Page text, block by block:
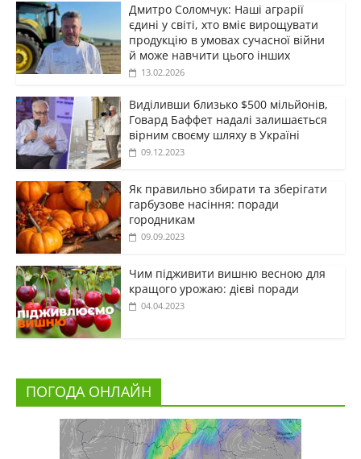
Дмитро Соломчук: Наші аграрії
єдині у світі, хто вміє вирощувати
продукцію в умовах сучасної війни
й може навчити цього інших
13.02.2026
Виділивши близько $500 мільйонів,
Говард Баффет надалі залишається
вірним своєму шляху в Україні
09.12.2023
Як правильно збирати та зберігати
гарбузове насіння: поради
городникам
09.09.2023
Чим підживити вишню весною для
кращого урожаю: дієві поради
04.04.2023
ПОГОДА ОНЛАЙН